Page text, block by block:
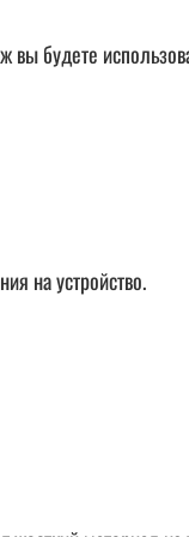
будете
на устройство.